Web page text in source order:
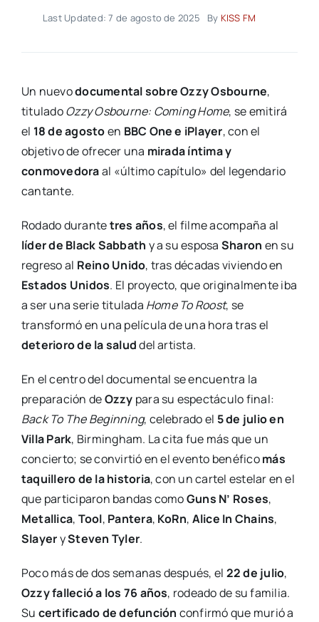
Last Updated: 7 de agosto de 2025 By KISS FM
Un nuevodocumental sobre Ozzy Osbourne,
tituladoOzzy Osbourne: Coming Home, se emitirá
el 18 de agostoen BBC One e iPlayer, con el
objetivo de ofrecer una mirada íntima y
conmovedoraal «último capítulo» del legendario
cantante.
Rodado durantetres años, el filme acompaña al
líder de Black Sabbath y a su esposa Sharon en su
regreso al Reino Unido, tras décadas viviendo en
Estados Unidos. El proyecto, que originalmente iba
a ser una serie titulada Home To Roost, se
transformó en una película de una hora tras el
deterioro de la saluddel artista.
En el centro del documental se encuentra la
preparación deOzzy para su espectáculo final:
Back To The Beginning, celebrado el 5 de julio en
Villa Park, Birmingham. La cita fue más que un
concierto; se convirtió en el evento benéficomás
taquillero de la historia, con un cartel estelar en el
que participaron bandas comoGuns N’ Roses,
Metallica, Tool, Pantera, KoRn, Alice In Chains,
SlayerySteven Tyler.
Poco más de dos semanas después, el 22 de julio,
Ozzy falleció a los 76 años, rodeado de su familia.
Su certificado de defunción confirmó que murió a